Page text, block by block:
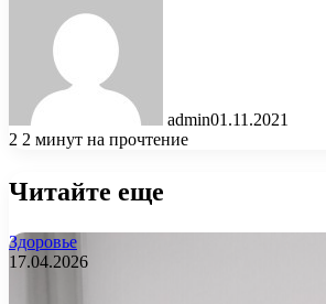
admin01.11.2021
2 2 минут на прочтение
Читайте еще
Здоровье
17.04.2026